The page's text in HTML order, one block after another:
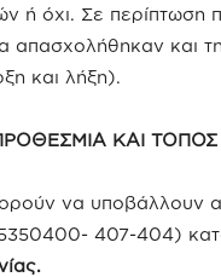
ή όχι. Σε περίπτωση
απασχολήθηκαν και
και λήξη).
ΚΑΙ
να υποβάλλουν
407-404)